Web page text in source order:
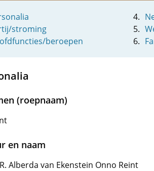
stroming
beroepen
(roepnaam)
en naam
Alberda van Ekenstein Onno Reint